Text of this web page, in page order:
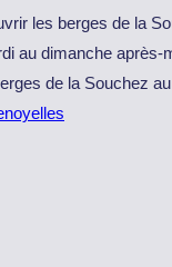
les berges de la
au dimanche après-
de la Souchez